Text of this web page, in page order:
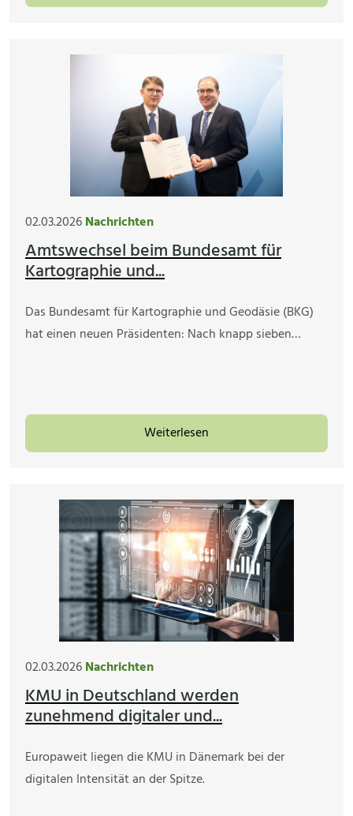
02.03.2026Nachrichten
Amtswechsel beim Bundesamt für
Kartographie und...
Das Bundesamt für Kartographie und Geodäsie (BKG)
hat einen neuen Präsidenten: Nach knapp sieben…
Weiterlesen
02.03.2026Nachrichten
KMU in Deutschland werden
zunehmend digitaler und...
Europaweit liegen die KMU in Dänemark bei der
digitalen Intensität an der Spitze.